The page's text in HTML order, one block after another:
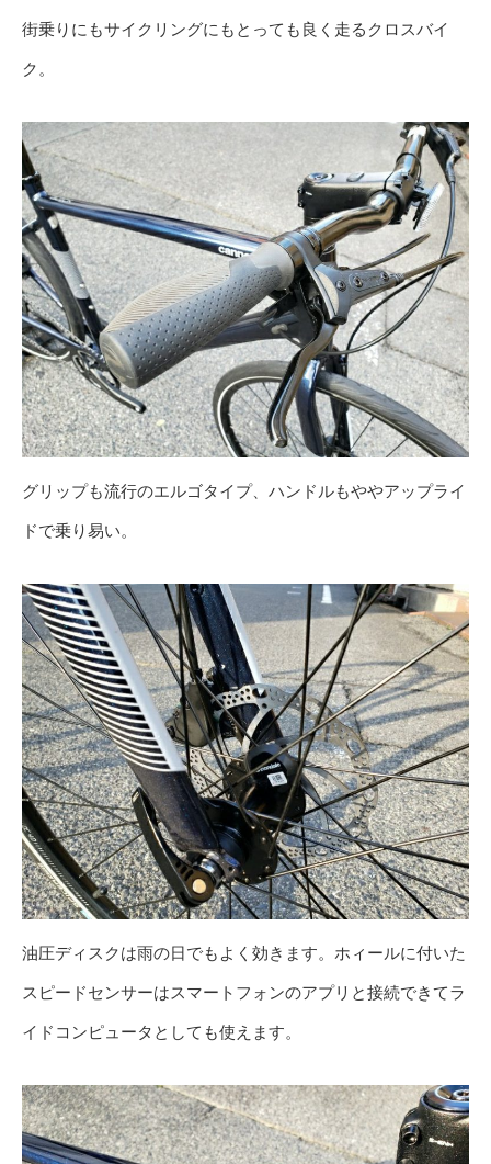
街乗りにもサイクリングにもとっても良く走るクロスバイ
ク。
グリップも流行のエルゴタイプ、ハンドルもややアップライ
ドで乗り易い。
油圧ディスクは雨の日でもよく効きます。ホィールに付いた
スピードセンサーはスマートフォンのアプリと接続できてラ
イドコンピュータとしても使えます。